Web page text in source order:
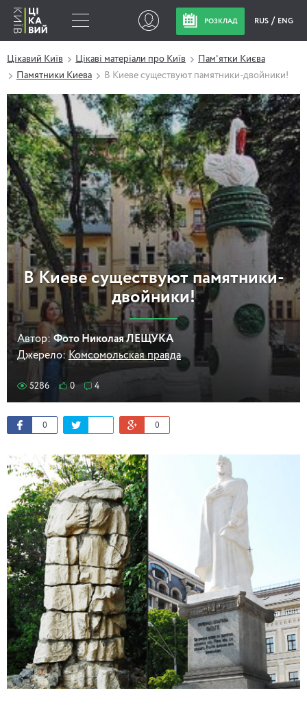
РОЗКЛАД RUS ENG
Цікавий Київ Цікаві матеріали про Київ
Пам'ятки Києва
Памятники Киева
В Киеве существуют памятники-двойники!
В Киеве существуют памятники-
двойники!
Автор: Фото Николая ЛЕЩУКА
Джерело: Комсомольская правда
5286 0 4
0 0